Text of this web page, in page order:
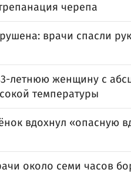
черепа
врачи спасли
летнюю женщину с
температуры
вдохнул «опасную
около семи часов